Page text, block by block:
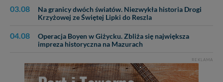
03.08
Na granicy dwóch światów. Niezwykła historia Drogi
Krzyżowej ze Świętej Lipki do Reszla
04.08
Operacja Boyen w Giżycku. Zbliża się największa
impreza historyczna na Mazurach
REKLAMA